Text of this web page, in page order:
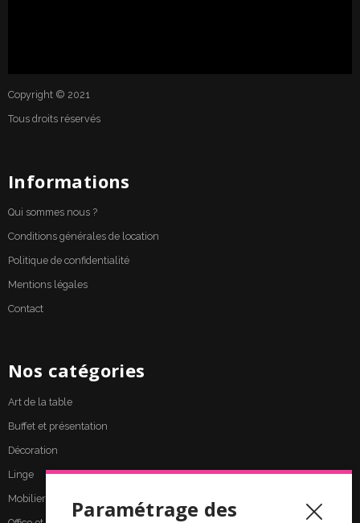
Copyright © 2021
Tous droits réservés
Informations
Qui sommes nous ?
Conditions générales de location
Politique de confidentialité
Mentions légales
Contact
Nos catégories
Art de la table
Buffet et présentation
Décoration
Linge
Mobilier
Paramétrage des